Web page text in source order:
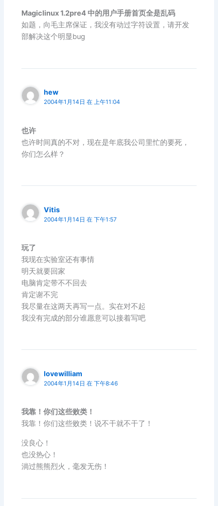
Magiclinux 1.2pre4 中的用户手册首页全是乱码
如题，向毛主席保证，我没有动过字符设置，请开发
部解决这个明显bug
hew
2004年1月14日 在 上午11:04
也许
也许时间真的不对，现在是年底我公司里忙的要死，
你们怎么样？
Vitis
2004年1月14日 在 下午1:57
玩了
我现在实验室还有事情
明天就要回家
电脑肯定带不不回去
肯定谢不完
我尽量在这两天再写一点。实在对不起
我没有完成的部分谁愿意可以接着写吧
lovewilliam
2004年1月14日 在 下午8:46
我靠！你们这些败类！
我靠！你们这些败类！说不干就不干了！
没良心！
也没热心！
淌过熊熊烈火，毫发无伤！